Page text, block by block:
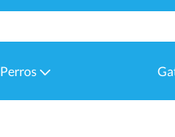
Perros